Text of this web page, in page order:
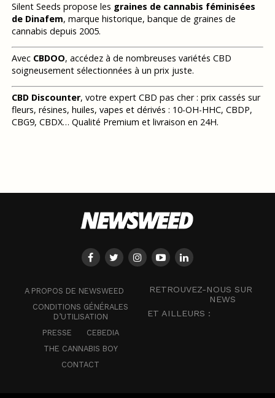
Silent Seeds propose les graines de cannabis féminisées
de Dinafem, marque historique, banque de graines de
cannabis depuis 2005.
Avec CBDOO, accédez à de nombreuses variétés CBD
soigneusement sélectionnées à un prix juste.
CBD Discounter, votre expert CBD pas cher : prix cassés sur
fleurs, résines, huiles, vapes et dérivés : 10-OH-HHC, CBDP,
CBG9, CBDX… Qualité Premium et livraison en 24H.
A PROPOS DE NEWSWEED
CONDITIONS GÉNÉRALES
D’UTILISATION
PRESSE
CEBEDIA
THE CANNABIS BOY
CONTACT
RETROUVEZ-NOUS SUR
NEWS
ET AILLEURS :